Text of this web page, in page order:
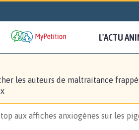
L'ACTU
les auteurs de maltraitance
aux affiches anxiogènes sur les